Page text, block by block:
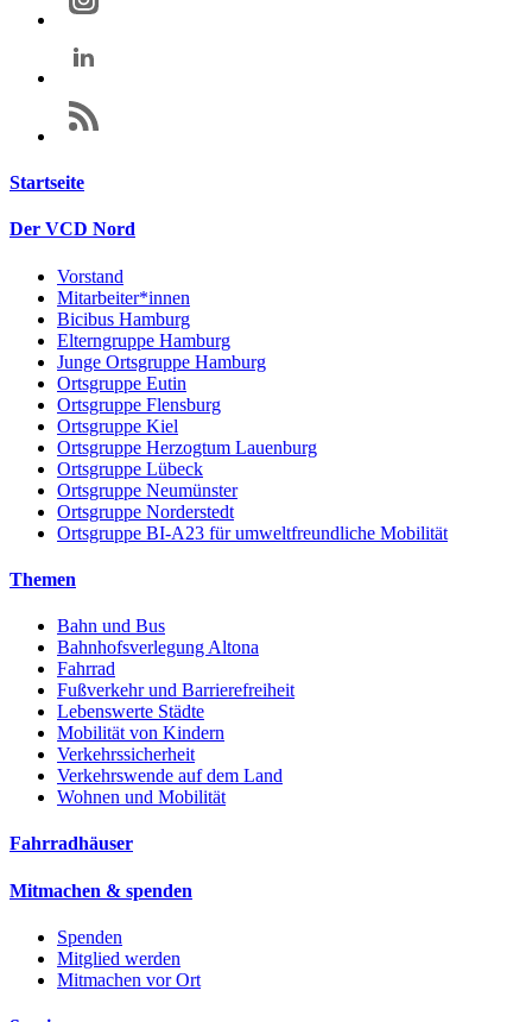
Startseite
Der VCD Nord
Vorstand
Mitarbeiter*innen
Bicibus Hamburg
Elterngruppe Hamburg
Junge Ortsgruppe Hamburg
Ortsgruppe Eutin
Ortsgruppe Flensburg
Ortsgruppe Kiel
Ortsgruppe Herzogtum Lauenburg
Ortsgruppe Lübeck
Ortsgruppe Neumünster
Ortsgruppe Norderstedt
Ortsgruppe BI-A23 für umweltfreundliche Mobilität
Themen
Bahn und Bus
Bahnhofsverlegung Altona
Fahrrad
Fußverkehr und Barrierefreiheit
Lebenswerte Städte
Mobilität von Kindern
Verkehrssicherheit
Verkehrswende auf dem Land
Wohnen und Mobilität
Fahrradhäuser
Mitmachen & spenden
Spenden
Mitglied werden
Mitmachen vor Ort